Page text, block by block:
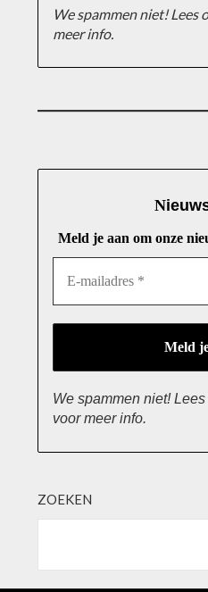
We spammen niet! Lees
meer info.
N
Meld je aan om onze
We spammen niet!
voor meer info.
ZOEKEN